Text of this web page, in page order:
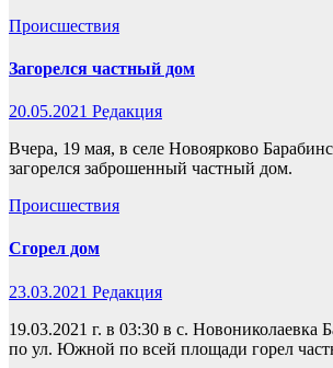
Происшествия
Загорелся частный дом
20.05.2021 Редакция
Вчера, 19 мая, в селе Новоярково
загорелся заброшенный частный дом.
Происшествия
Сгорел дом
23.03.2021 Редакция
19.03.2021 г. в 03:30 в с. Новониколаевка
по ул. Южной по всей площади горел